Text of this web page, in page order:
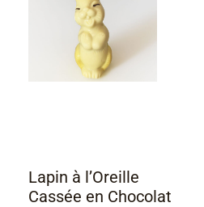
Lapin à l’Oreille
Cassée en Chocolat